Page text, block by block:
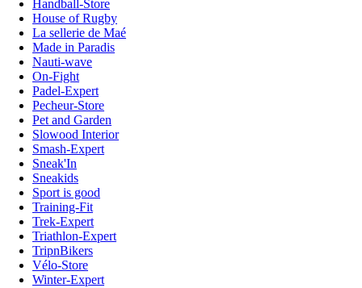
Handball-Store
House of Rugby
La sellerie de Maé
Made in Paradis
Nauti-wave
On-Fight
Padel-Expert
Pecheur-Store
Pet and Garden
Slowood Interior
Smash-Expert
Sneak'In
Sneakids
Sport is good
Training-Fit
Trek-Expert
Triathlon-Expert
TripnBikers
Vélo-Store
Winter-Expert